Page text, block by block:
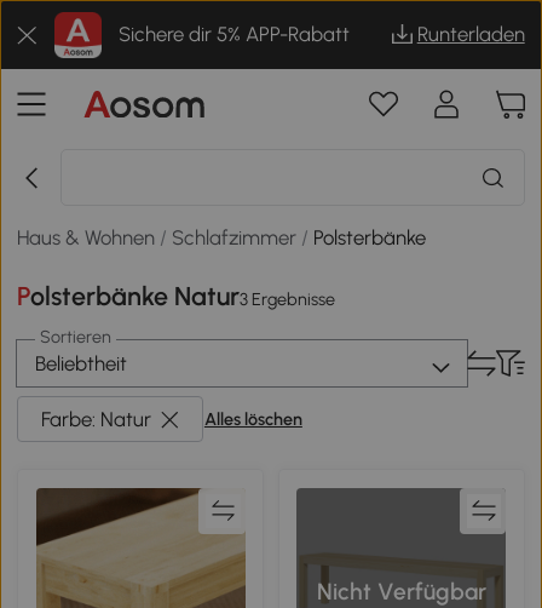
Sichere dir 5% APP-Rabatt Runterladen
Haus & Wohnen / Schlafzimmer / Polsterbänke
Polsterbänke Natur3 Ergebnisse
Sortieren
Beliebtheit
Farbe: Natur Alles löschen
Nicht Verfügbar